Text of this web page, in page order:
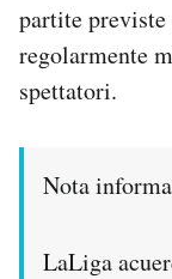
Regala il Post
Hai bisogno
Esci
partite previste
regolarmente
spettatori.
Nota
LaLiga